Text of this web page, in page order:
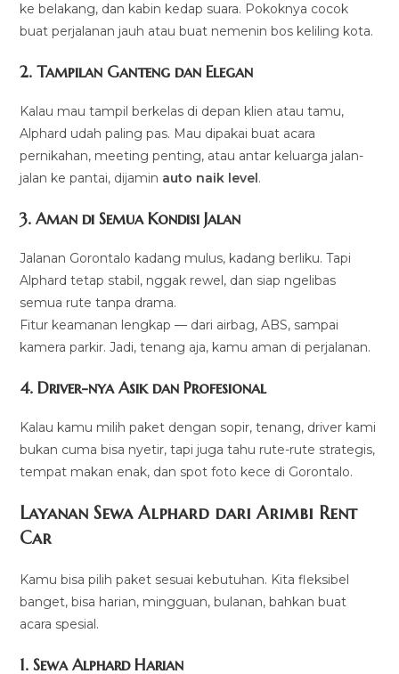
ke belakang, dan kabin kedap suara. Pokoknya cocok
buat perjalanan jauh atau buat nemenin bos keliling kota.
2.Tampilan Ganteng dan Elegan
Kalau mau tampil berkelas di depan klien atau tamu,
Alphard udah paling pas. Mau dipakai buat acara
pernikahan, meeting penting, atau antar keluarga jalan-
jalan ke pantai, dijamin auto naik level .
3.Aman di Semua Kondisi Jalan
Jalanan Gorontalo kadang mulus, kadang berliku. Tapi
Alphard tetap stabil, nggak rewel, dan siap ngelibas
semua rute tanpa drama.
Fitur keamanan lengkap — dari airbag, ABS, sampai
kamera parkir. Jadi, tenang aja, kamu aman di perjalanan.
4.Driver-nya Asik dan Profesional
Kalau kamu milih paket dengan sopir, tenang, driver kami
bukan cuma bisa nyetir, tapi juga tahu rute-rute strategis,
tempat makan enak, dan spot foto kece di Gorontalo.
Layanan Sewa Alphard dari Arimbi Rent
Car
Kamu bisa pilih paket sesuai kebutuhan. Kita fleksibel
banget, bisa harian, mingguan, bulanan, bahkan buat
acara spesial.
1.Sewa Alphard Harian